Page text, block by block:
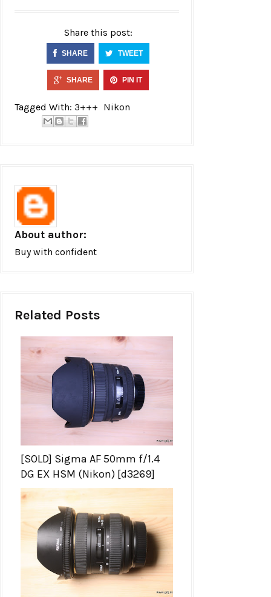
Share this post:
SHARE TWEET
SHARE PIN IT
Tagged With: 3+++ Nikon
About author:
Buy with confident
Related Posts
[SOLD] Sigma AF 50mm f/1.4
DG EX HSM (Nikon) [d3269]